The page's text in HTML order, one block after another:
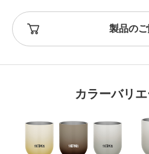
製品のご
カラーバリ